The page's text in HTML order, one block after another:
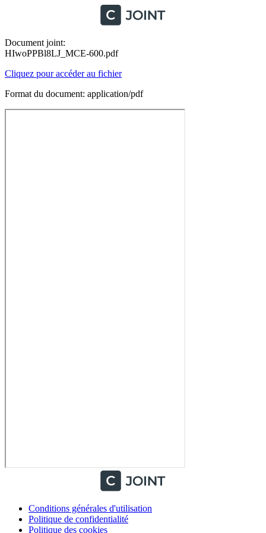
Document joint:
HIwoPPBl8LJ_MCE-600.pdf
Cliquez pour accéder au fichier
Format du document: application/pdf
Conditions générales d'utilisation
Politique de confidentialité
Politique des cookies